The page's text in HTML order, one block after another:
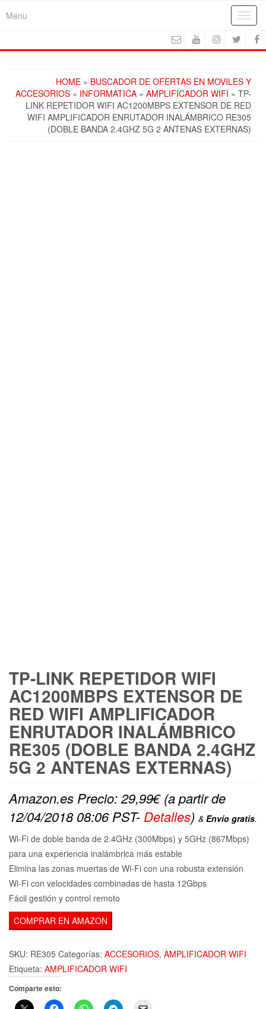
Menu
HOME » BUSCADOR DE OFERTAS EN MOVILES Y
ACCESORIOS » INFORMATICA » AMPLIFICADOR WIFI » TP-
LINK REPETIDOR WIFI AC1200MBPS EXTENSOR DE RED
WIFI AMPLIFICADOR ENRUTADOR INALÁMBRICO RE305
(DOBLE BANDA 2.4GHZ 5G 2 ANTENAS EXTERNAS)
TP-LINK REPETIDOR WIFI
AC1200MBPS EXTENSOR DE
RED WIFI AMPLIFICADOR
ENRUTADOR INALÁMBRICO
RE305 (DOBLE BANDA 2.4GHZ
5G 2 ANTENAS EXTERNAS)
Amazon.es Precio:29,99€(a partir de
12/04/2018 08:06 PST- Detalles) & Envío gratis.
Wi-Fi de doble banda de 2.4GHz (300Mbps) y 5GHz (867Mbps)
para una experiencia inalámbrica más estable
Elimina las zonas muertas de Wi-Fi con una robusta extensión
Wi-Fi con velocidades combinadas de hasta 12Gbps
Fácil gestión y control remoto
COMPRAR EN AMAZON
SKU: RE305 Categorías: ACCESORIOS, AMPLIFICADOR WIFI
Etiqueta: AMPLIFICADOR WIFI
Comparte esto: